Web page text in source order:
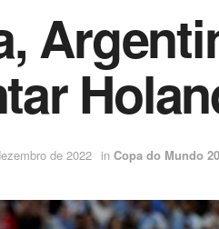
de 2022 in Copa do Mundo